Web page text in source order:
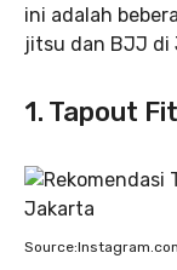
ini adalah
jitsu dan BJJ di
1. Tapout